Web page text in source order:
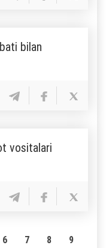
bilan
vositalari
6 7 8
9